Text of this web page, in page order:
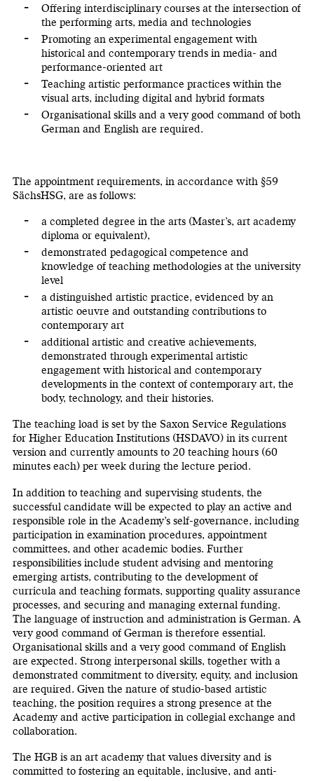
Offering interdisciplinary courses at the intersection of
the performing arts, media and technologies
Promoting an experimental engagement with
historical and contemporary trends in media- and
performance-oriented art
Teaching artistic performance practices within the
visual arts, including digital and hybrid formats
Organisational skills and a very good command of both
German and English are required.
The appointment requirements, in accordance with §59
SächsHSG, are as follows:
a completed degree in the arts (Master’s, art academy
diploma or equivalent),
demonstrated pedagogical competence and
knowledge of teaching methodologies at the university
level
a distinguished artistic practice, evidenced by an
artistic oeuvre and outstanding contributions to
contemporary art
additional artistic and creative achievements,
demonstrated through experimental artistic
engagement with historical and contemporary
developments in the context of contemporary art, the
body, technology, and their histories.
The teaching load is set by the Saxon Service Regulations
for Higher Education Institutions (HSDAVO) in its current
version and currently amounts to 20 teaching hours (60
minutes each) per week during the lecture period.
In addition to teaching and supervising students, the
successful candidate will be expected to play an active and
responsible role in the Academy’s self-governance, including
participation in examination procedures, appointment
committees, and other academic bodies. Further
responsibilities include student advising and mentoring
emerging artists, contributing to the development of
curricula and teaching formats, supporting quality assurance
processes, and securing and managing external funding.
The language of instruction and administration is German. A
very good command of German is therefore essential.
Organisational skills and a very good command of English
are expected. Strong interpersonal skills, together with a
demonstrated commitment to diversity, equity, and inclusion
are required. Given the nature of studio-based artistic
teaching, the position requires a strong presence at the
Academy and active participation in collegial exchange and
collaboration.
The HGB is an art academy that values diversity and is
committed to fostering an equitable, inclusive, and anti-